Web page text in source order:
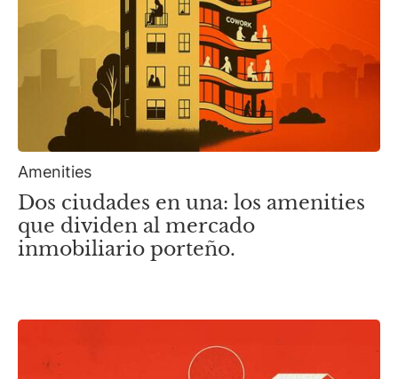
Amenities
Dos ciudades en una: los amenities
que dividen al mercado
inmobiliario porteño.